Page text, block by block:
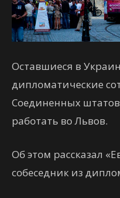
Оставшиеся в
дипломатические
Соединенных
работать во Львов.
Об этом рассказал
собеседник из